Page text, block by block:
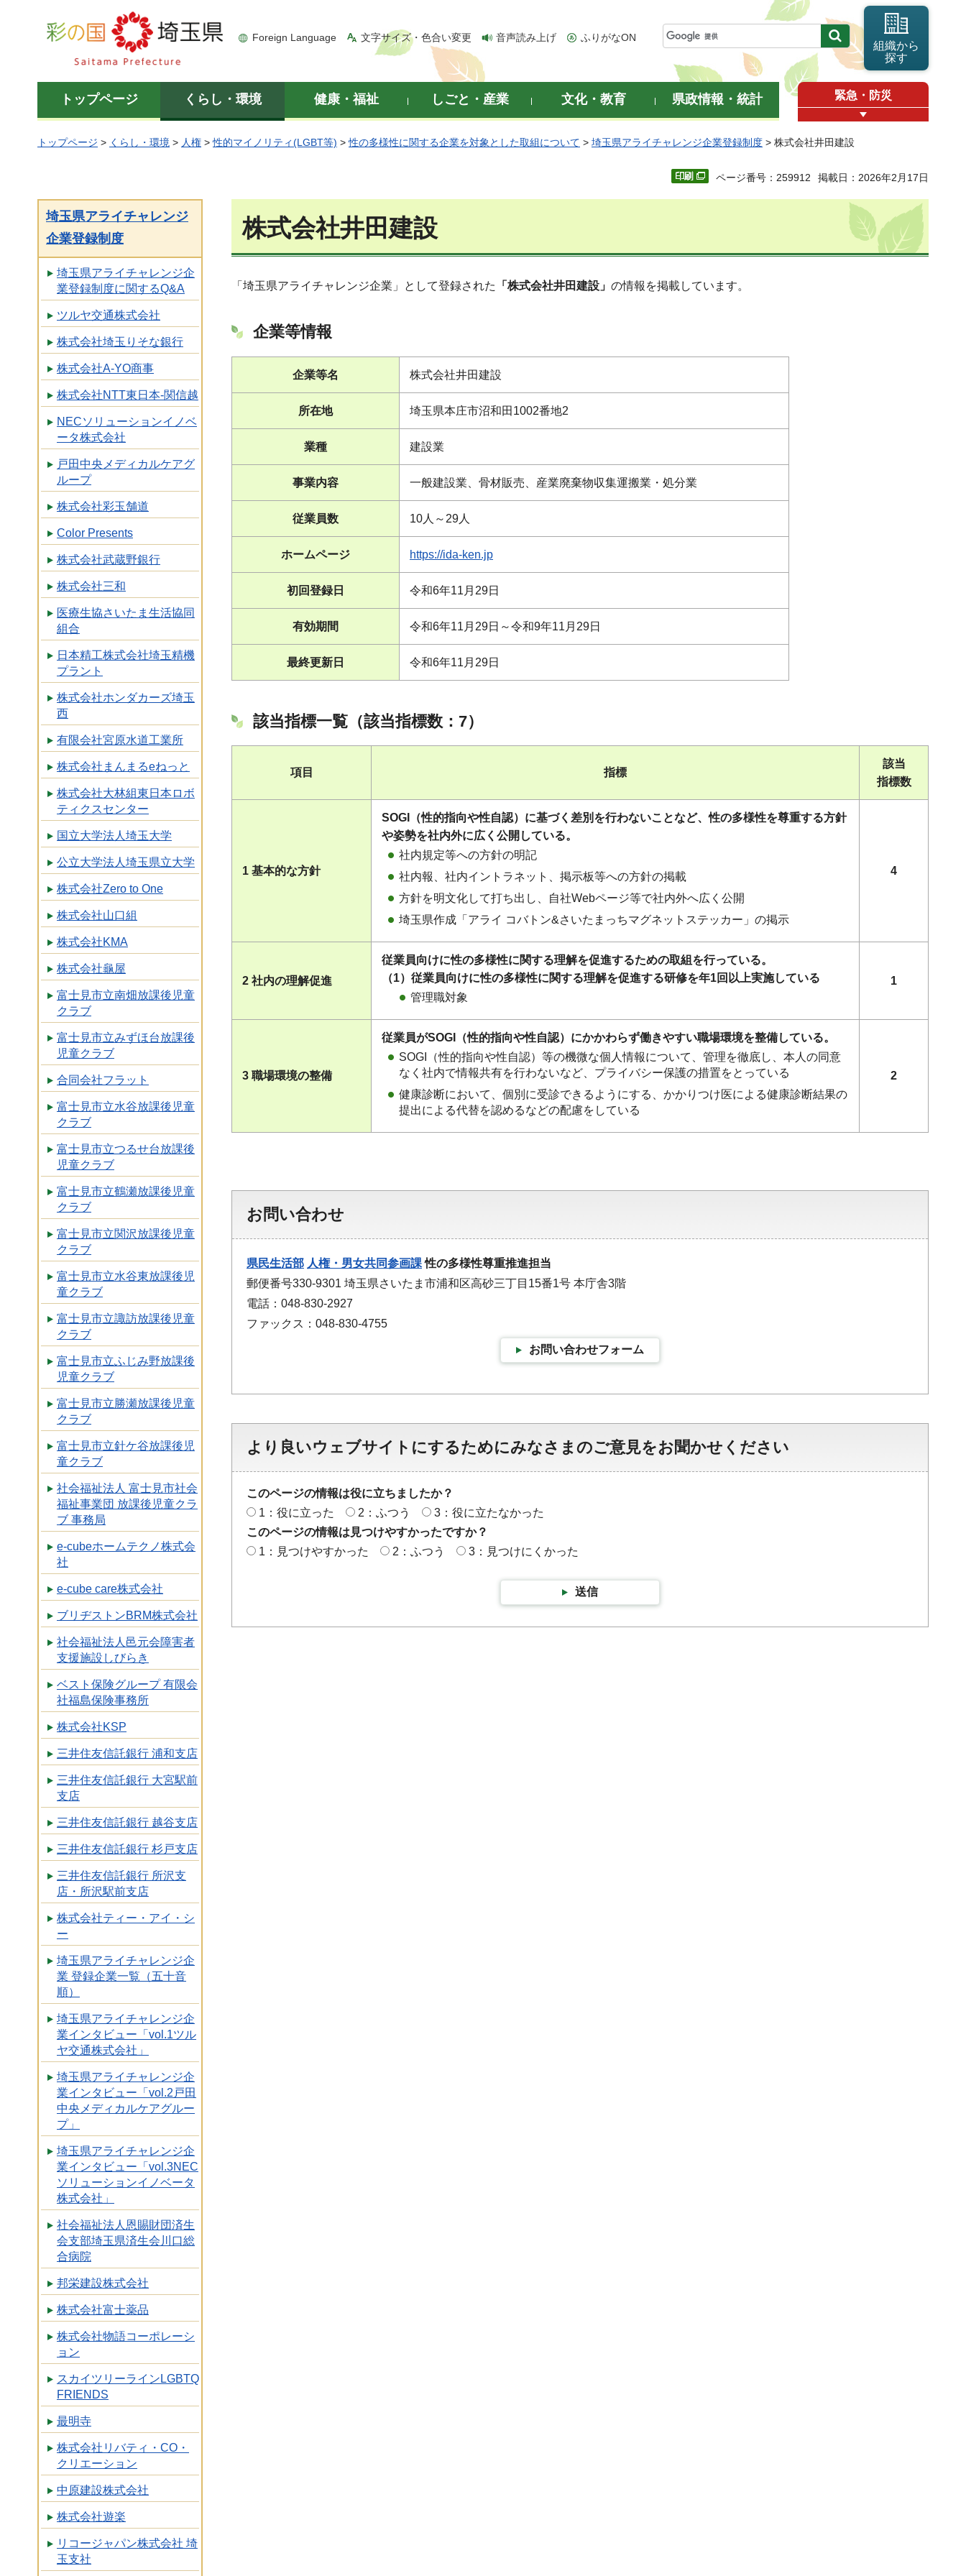
彩の国 埼玉県
Foreign Language 文字サイズ・色合い変更 音声読み上げ ふりがなON
組織から
探す
トップページ くらし・環境 健康・福祉 しごと・産業 文化・教育 県政情報・統計 緊急・防災
トップページ > くらし・環境 > 人権 >性的マイノリティ(LGBT等) >性の多様性に関する企業を対象とした取組について > 埼玉県アライチャレンジ企業登録制度 > 株式会社井田建設
ページ番号：259912 掲載日：2026年2月17日
埼玉県アライチャレンジ
企業登録制度
埼玉県アライチャレンジ企
業登録制度に関するQ&A
ツルヤ交通株式会社
株式会社埼玉りそな銀行
株式会社A-YO商事
株式会社NTT東日本-関信越
NECソリューションイノベ
ータ株式会社
戸田中央メディカルケアグ
ループ
株式会社彩玉舗道
Color Presents
株式会社武蔵野銀行
株式会社三和
医療生協さいたま生活協同
組合
日本精工株式会社埼玉精機
プラント
株式会社ホンダカーズ埼玉
西
有限会社宮原水道工業所
株式会社まんまるeねっと
株式会社大林組東日本ロボ
ティクスセンター
国立大学法人埼玉大学
公立大学法人埼玉県立大学
株式会社Zero to One
株式会社山口組
株式会社KMA
株式会社龜屋
富士見市立南畑放課後児童
クラブ
富士見市立みずほ台放課後
児童クラブ
合同会社フラット
富士見市立水谷放課後児童
クラブ
富士見市立つるせ台放課後
児童クラブ
富士見市立鶴瀬放課後児童
クラブ
富士見市立関沢放課後児童
クラブ
富士見市立水谷東放課後児
童クラブ
富士見市立諏訪放課後児童
クラブ
富士見市立ふじみ野放課後
児童クラブ
富士見市立勝瀬放課後児童
クラブ
富士見市立針ケ谷放課後児
童クラブ
社会福祉法人 富士見市社会
福祉事業団 放課後児童クラ
ブ 事務局
e-cubeホームテクノ株式会
社
e-cube care株式会社
ブリヂストンBRM株式会社
社会福祉法人邑元会障害者
支援施設しびらき
ベスト保険グループ 有限会
社福島保険事務所
株式会社KSP
三井住友信託銀行 浦和支店
三井住友信託銀行 大宮駅前
支店
三井住友信託銀行 越谷支店
三井住友信託銀行 杉戸支店
三井住友信託銀行 所沢支
店・所沢駅前支店
株式会社ティー・アイ・シ
ー
埼玉県アライチャレンジ企
業 登録企業一覧（五十音
順）
埼玉県アライチャレンジ企
業インタビュー「vol.1ツル
ヤ交通株式会社」
埼玉県アライチャレンジ企
業インタビュー「vol.2戸田
中央メディカルケアグルー
プ」
埼玉県アライチャレンジ企
業インタビュー「vol.3NEC
ソリューションイノベータ
株式会社」
社会福祉法人恩賜財団済生
会支部埼玉県済生会川口総
合病院
邦栄建設株式会社
株式会社富士薬品
株式会社物語コーポレーシ
ョン
スカイツリーラインLGBTQ
FRIENDS
最明寺
株式会社リバティ・CO・
クリエーション
中原建設株式会社
株式会社遊楽
リコージャパン株式会社 埼
玉支社
株式会社井田建設
「埼玉県アライチャレンジ企業」として登録された 「株式会社井田建設」 の情報を掲載しています。
企業等情報
企業等名 株式会社井田建設
所在地 埼玉県本庄市沼和田1002番地2
業種 建設業
事業内容 一般建設業、骨材販売、産業廃棄物収集運搬業・処分業
従業員数 10人～29人
ホームページ https://ida-ken.jp
初回登録日 令和6年11月29日
有効期間 令和6年11月29日～令和9年11月29日
最終更新日 令和6年11月29日
該当指標一覧（該当指標数：7）
項目 指標
該当
指標数
1 基本的な方針
SOGI（性的指向や性自認）に基づく差別を行わないことなど、性の多様性を尊重する方針
や姿勢を社内外に広く公開している。
社内規定等への方針の明記
社内報、社内イントラネット、掲示板等への方針の掲載
方針を明文化して打ち出し、自社Webページ等で社内外へ広く公開
埼玉県作成「アライ コバトン&さいたまっちマグネットステッカー」の掲示
4
2 社内の理解促進
従業員向けに性の多様性に関する理解を促進するための取組を行っている。
（1）従業員向けに性の多様性に関する理解を促進する研修を年1回以上実施している
管理職対象
1
3 職場環境の整備
従業員がSOGI（性的指向や性自認）にかかわらず働きやすい職場環境を整備している。
SOGI（性的指向や性自認）等の機微な個人情報について、管理を徹底し、本人の同意
なく社内で情報共有を行わないなど、プライバシー保護の措置をとっている
健康診断において、個別に受診できるようにする、かかりつけ医による健康診断結果の
提出による代替を認めるなどの配慮をしている
2
お問い合わせ
県民生活部 人権・男女共同参画課性の多様性尊重推進担当
郵便番号330-9301 埼玉県さいたま市浦和区高砂三丁目15番1号 本庁舎3階
電話：048-830-2927
ファックス：048-830-4755
お問い合わせフォーム
より良いウェブサイトにするためにみなさまのご意見をお聞かせください
このページの情報は役に立ちましたか？
1：役に立った
2：ふつう
3：役に立たなかった
このページの情報は見つけやすかったですか？
1：見つけやすかった
2：ふつう 3：見つけにくかった
送信